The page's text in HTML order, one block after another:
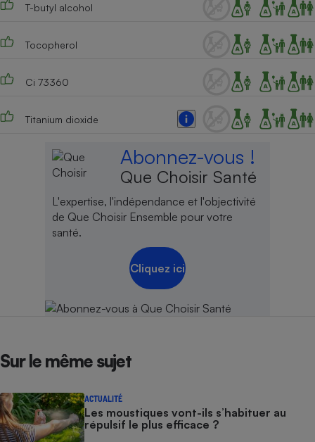
T-butyl alcohol
Tocopherol
Ci 73360
Titanium dioxide
Abonnez-vous !
Que Choisir Santé
L'expertise, l'indépendance et l'objectivité
de Que Choisir Ensemble pour votre
santé.
Cliquez ici
Sur le même sujet
ACTUALITÉ
Les moustiques vont-ils s’habituer au
répulsif le plus efficace ?